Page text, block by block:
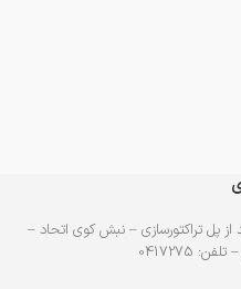
متر بعد از پل تراکتورسازی – نبش کوی اتحاد –
0417275